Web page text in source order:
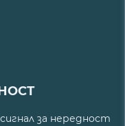
за нередност